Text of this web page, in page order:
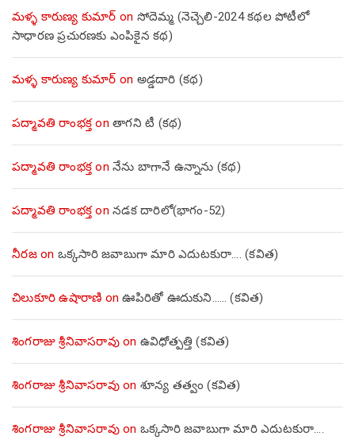
మళ్ళ కారుణ్య కుమార్ on సోదెమ్మ (నెచ్చెలి-2024 కథల పోటీలో
సాధారణ ప్రచురణకు ఎంపికైన కథ)
మళ్ళ కారుణ్య కుమార్ on అడ్డదారి (కథ)
పద్మావతి రాంభక్తon తాగని టీ (కథ)
పద్మావతి రాంభక్తon నేను బాగానే ఉన్నాను (క‌థ‌)
పద్మావతి రాంభక్తon నడక దారిలో(భాగం-52)
నీరజon ఒక్కసారి జవాబుగా మారి ఎదుటకురా…. (కవిత)
చిలుకూరి ఉషారాణి onఊపిరితో ఊదుకుని…… (కవిత)
శింగరాజు శ్రీనివాసరావుon ఉవిధోత్పత్తి (కవిత)
శింగరాజు శ్రీనివాసరావుon శూన్య తత్వం (కవిత)
శింగరాజు శ్రీనివాసరావుon ఒక్కసారి జవాబుగా మారి ఎదుటకురా….